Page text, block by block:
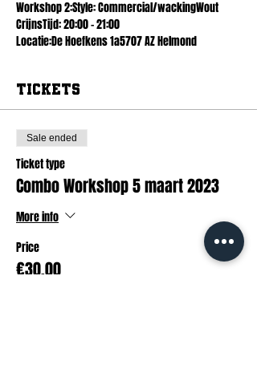
Workshop 2:Style: Commercial/wackingWout
CrijnsTijd: 20:00 - 21:00
Locatie:De Hoefkens 1a5707 AZ Helmond
Tickets
Sale ended
Ticket type
Combo Workshop 5 maart 2023
More info
Price
€30.00